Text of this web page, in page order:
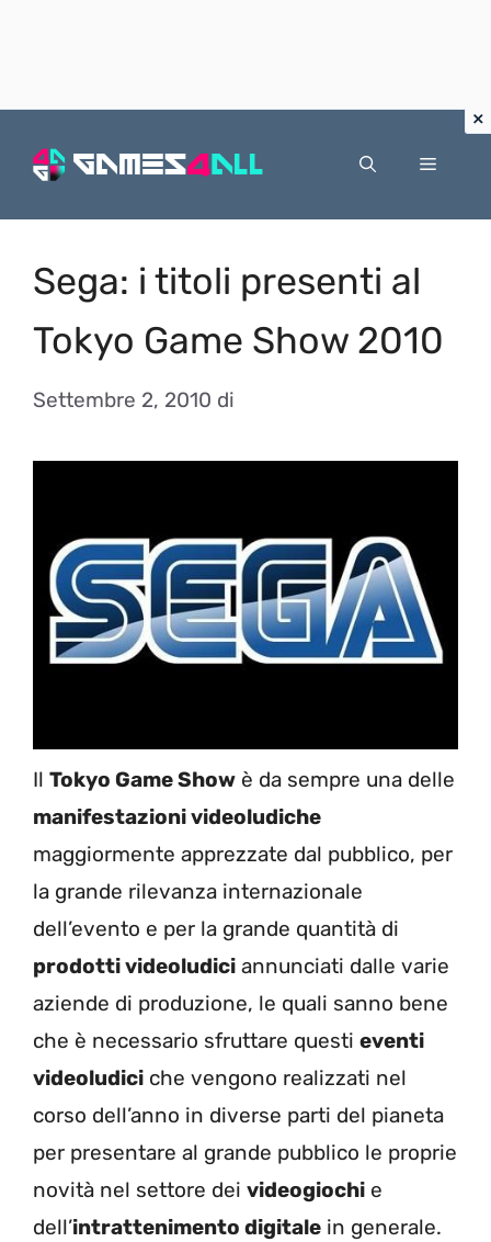
Menu
Sega: i titoli presenti al
Tokyo Game Show 2010
Settembre 2, 2010 di
Il Tokyo Game Show è da sempre una delle
manifestazioni videoludiche
maggiormente apprezzate dal pubblico, per
la grande rilevanza internazionale
dell’evento e per la grande quantità di
prodotti videoludici annunciati dalle varie
aziende di produzione, le quali sanno bene
che è necessario sfruttare questi eventi
videoludici che vengono realizzati nel
corso dell’anno in diverse parti del pianeta
per presentare al grande pubblico le proprie
novità nel settore dei videogiochi e
dell’intrattenimento digitale in generale.